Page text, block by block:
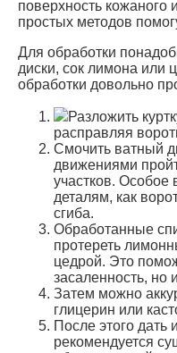
поверхность кожаного
простых методов
Для обработки
диски, сок лимона или
обработки довольно
Разложить
расправляя
Смочить ватный
движениями
участков. Особое
деталям, как
сгиба.
Обработанные
протереть
цедрой. Это
засаленность, но
Затем можно
глицерин или
После этого дать
рекомендуется